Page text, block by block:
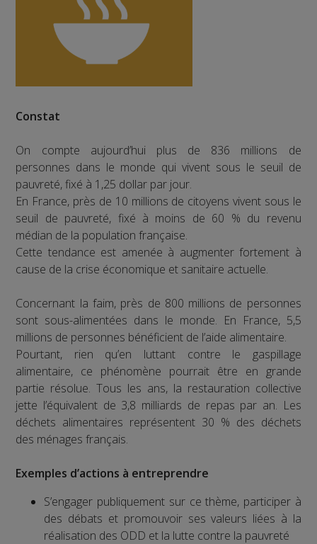
Constat
On compte aujourd’hui plus de 836 millions de
personnes dans le monde qui vivent sous le seuil de
pauvreté, fixé à 1,25 dollar par jour.
En France, près de 10 millions de citoyens vivent sous le
seuil de pauvreté, fixé à moins de 60 % du revenu
médian de la population française.
Cette tendance est amenée à augmenter fortement à
cause de la crise économique et sanitaire actuelle.
Concernant la faim, près de 800 millions de personnes
sont sous-alimentées dans le monde. En France, 5,5
millions de personnes bénéficient de l’aide alimentaire.
Pourtant, rien qu’en luttant contre le gaspillage
alimentaire, ce phénomène pourrait être en grande
partie résolue. Tous les ans, la restauration collective
jette l’équivalent de 3,8 milliards de repas par an. Les
déchets alimentaires représentent 30 % des déchets
des ménages français.
Exemples d’actions à entreprendre
S’engager publiquement sur ce thème, participer à
des débats et promouvoir ses valeurs liées à la
réalisation des ODD et la lutte contre la pauvreté